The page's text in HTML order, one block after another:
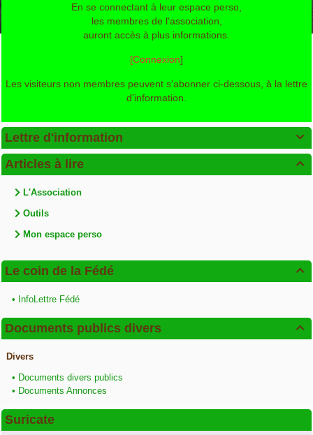
En se connectant à leur espace perso,
les membres de l'association,
auront accès à plus informations.
[Connexion]
Les visiteurs non membres peuvent s'abonner ci-dessous, à la lettre
d'information.

Lettre d'information

Articles à lire
L'Association
Outils
Mon espace perso

Le coin de la Fédé
• InfoLettre Fédé

Documents publics divers
Divers
• Documents divers publics
• Documents Annonces
Suricate